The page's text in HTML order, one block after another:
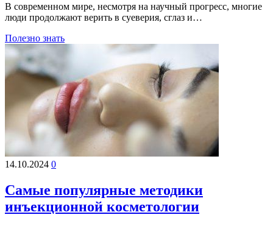
В современном мире, несмотря на научный прогресс, многие
люди продолжают верить в суеверия, сглаз и…
Полезно знать
14.10.2024 0
Самые популярные методики
инъекционной косметологии